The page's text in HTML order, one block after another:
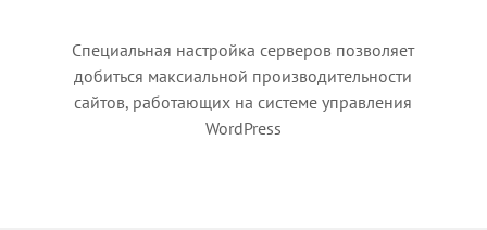
Специальная настройка серверов позволяет
добиться максиальной производительности
сайтов, работающих на системе управления
WordPress